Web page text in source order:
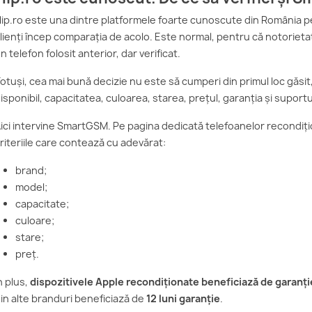
este una dintre platformele foarte cunoscute din România
încep comparația de acolo. Este normal, pentru că
telefon folosit anterior, dar verificat.
cea mai bună decizie nu este să cumperi din primul loc
capacitatea, culoarea, starea, prețul, garanția și
intervine SmartGSM. Pe pagina dedicată telefoanelor
care contează cu adevărat:
brand;
model;
capacitate;
culoare;
stare;
preț.
plus, dispozitivele Apple recondiționate beneficiază de
alte branduri beneficiază de 12 luni garanție.